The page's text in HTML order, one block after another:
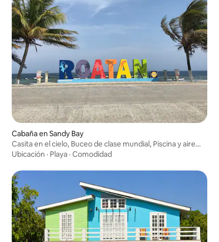
Cabaña en Sandy Bay
Casita en el cielo, Buceo de clase mundial, Piscina y aire
acondicionado.
Ubicación · Playa · Comodidad